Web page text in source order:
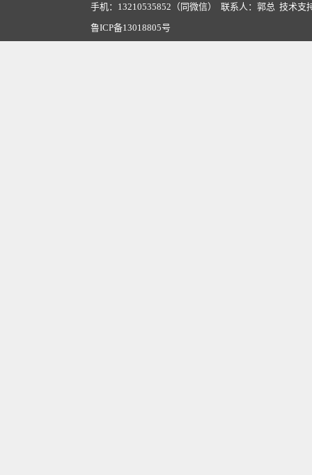
手机：13210535852（同微信） 联系人：郭总 技术支
鲁ICP备13018805号